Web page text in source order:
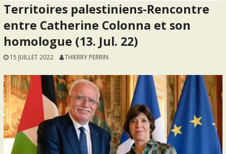
Territoires palestiniens-Rencontre
entre Catherine Colonna et son
homologue (13. Jul. 22)
15 JUILLET 2022 THIERRY PERRIN